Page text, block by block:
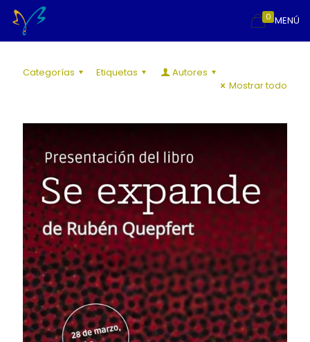
MENÚ
0
Categorías Etiquetas
Autores
Mostrar todo